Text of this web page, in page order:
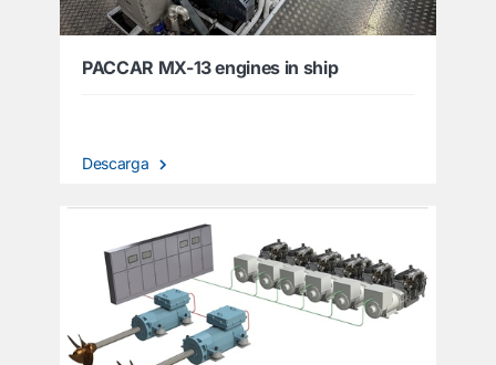
PACCAR MX-13 engines in ship
Descarga